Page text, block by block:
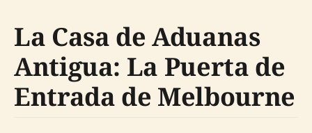
La Casa de Aduanas
Antigua: La Puerta de
Entrada de Melbourne